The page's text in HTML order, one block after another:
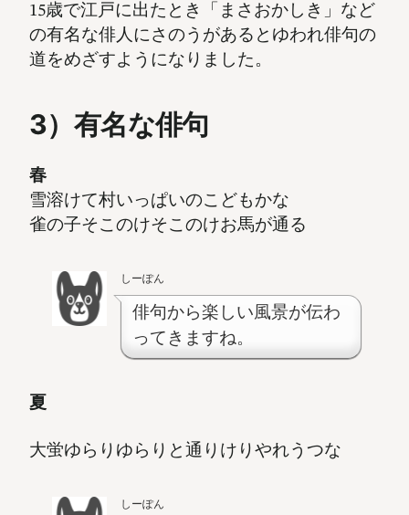
15歳で江戸に出たとき「まさおかしき」など
の有名な俳人にさのうがあるとゆわれ俳句の
道をめざすようになりました。
3）有名な俳句
春
雪溶けて村いっぱいのこどもかな
雀の子そこのけそこのけお馬が通る
しーぽん
俳句から楽しい風景が伝わ
ってきますね。
夏
大蛍ゆらりゆらりと通りけりやれうつな
しーぽん